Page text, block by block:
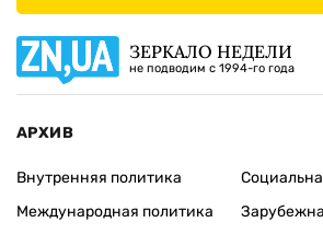
ЗЕРКАЛО НЕДЕЛИ
не подводим с 1994-го года
АРХИВ
Внутренняя политика
Международная политика